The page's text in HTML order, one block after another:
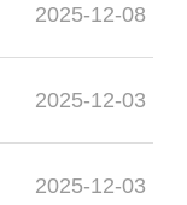
2025-12-08
2025-12-03
2025-12-03